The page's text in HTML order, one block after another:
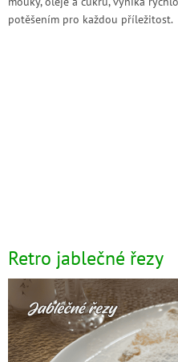
potěšením pro každou příležitost.
Retro jablečné řezy